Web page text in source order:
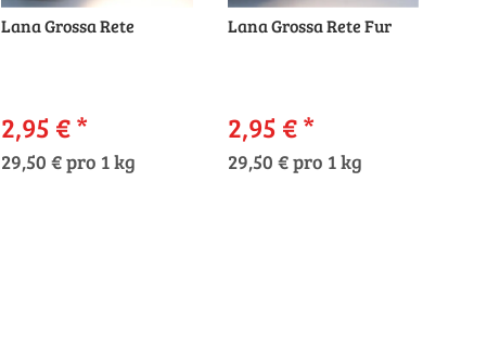
Lana Grossa Rete
2,95 €*
29,50 € pro 1 kg
Lana Grossa Rete Fur
2,95 €*
29,50 € pro 1 kg